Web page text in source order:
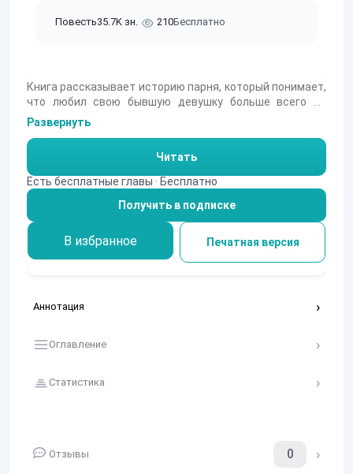
Повесть35.7K зн. 210Бесплатно
Книга рассказывает историю парня, который понимает,
что любил свою бывшую девушку больше всего на
свете, но не ценил ее и потерял. Он описывает свои
чувства и эмоции, которые он испытывает, скучая по
ней и желая вернуть ее обратно. Автор передает
читателю глубокие переживания главного героя,
который осознает свои ошибки и готов сделать все,
чтобы вернуть свою любовь. Книга наполнена
эмоциональными моментами и заставляет задуматься
о том, как важно ценить тех, кто нас окружает.
Развернуть
Читать
Есть бесплатные главы · Бесплатно
Получить в подписке
В избранное Печатная версия
Аннотация
Оглавление
Статистика
Отзывы 0